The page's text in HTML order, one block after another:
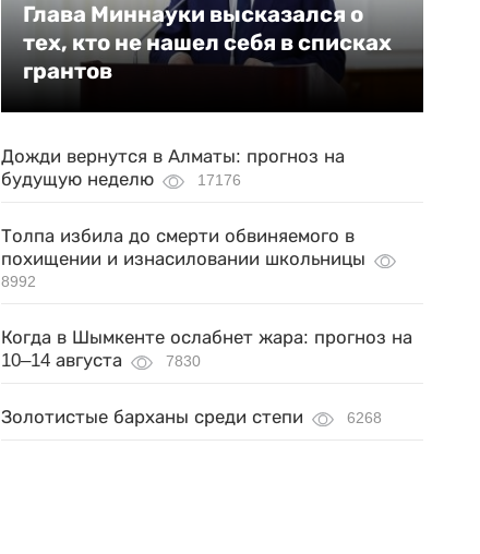
Глава Миннауки высказался о
тех, кто не нашел себя в списках
грантов
Дожди вернутся в Алматы: прогноз на
будущую неделю
17176
Толпа избила до смерти обвиняемого в
похищении и изнасиловании школьницы
8992
Когда в Шымкенте ослабнет жара: прогноз на
10–14 августа
7830
Золотистые барханы среди степи 6268